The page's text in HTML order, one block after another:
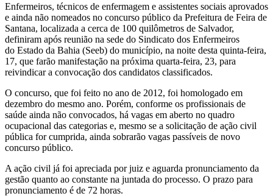
Enfermeiros, técnicos de enfermagem e assistentes sociais aprovados
e ainda não nomeados no concurso público da Prefeitura de Feira de
Santana, localizada a cerca de 100 quilômetros de Salvador,
definiram após reunião na sede do Sindicato dos Enfermeiros
do Estado da Bahia (Seeb) do município, na noite desta quinta-feira,
17, que farão manifestação na próxima quarta-feira, 23, para
reivindicar a convocação dos candidatos classificados.
O concurso, que foi feito no ano de 2012, foi homologado em
dezembro do mesmo ano. Porém, conforme os profissionais de
saúde ainda não convocados, há vagas em aberto no quadro
ocupacional das categorias e, mesmo se a solicitação de ação civil
pública for cumprida, ainda sobrarão vagas passíveis de novo
concurso público.
A ação civil já foi apreciada por juiz e aguarda pronunciamento da
gestão quanto ao constante na juntada do processo. O prazo para
pronunciamento é de 72 horas.